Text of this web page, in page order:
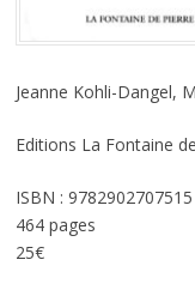
Jeanne Kohli-Dangel,
Editions La Fontaine
ISBN : 9782902707515
464 pages
25€